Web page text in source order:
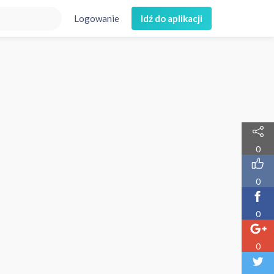
Logowanie Idź do aplikacji
0
0
0
0